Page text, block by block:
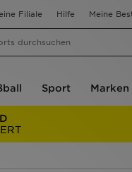
Filiale Hilfe Meine
Sport Marken